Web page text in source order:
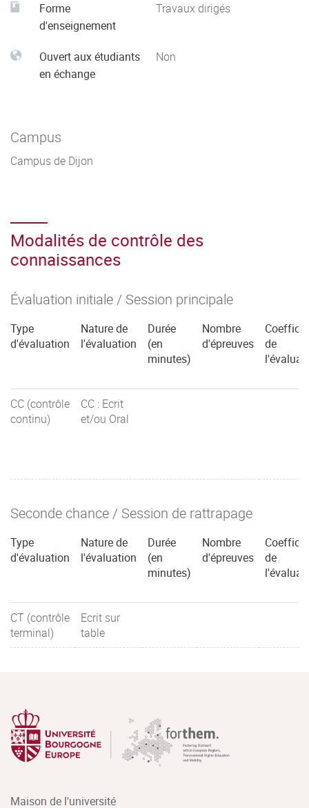
Forme
d'enseignement
Travaux dirigés
Ouvert aux étudiants
en échange
Non
Campus
Campus de Dijon
Modalités de contrôle des
connaissances
Évaluation initiale / Session principale
Type
d'évaluation
Nature de
l'évaluation
Durée
(en
minutes)
Nombre
d'épreuves
de
CC (contrôle
continu)
CC : Ecrit
et/ou Oral
Seconde chance / Session de rattrapage
Type
d'évaluation
Nature de
l'évaluation
Durée
(en
minutes)
Nombre
d'épreuves
de
CT (contrôle
terminal)
Ecrit sur
table
Maison de l'université